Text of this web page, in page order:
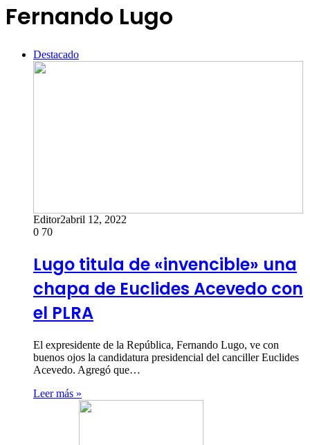
Fernando Lugo
Destacado
Editor2abril 12, 2022
0 70
Lugo titula de «invencible» una
chapa de Euclides Acevedo con
el PLRA
El expresidente de la República, Fernando Lugo, ve con
buenos ojos la candidatura presidencial del canciller Euclides
Acevedo. Agregó que…
Leer más »